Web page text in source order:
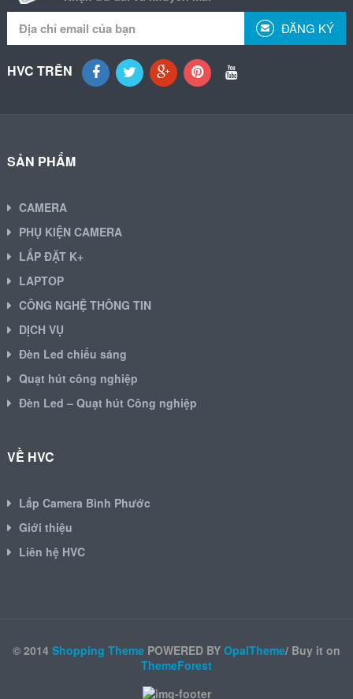
ĐĂNG KÝ
HVC TRÊN
SẢN PHẨM
CAMERA
PHỤ KIỆN CAMERA
LẮP ĐẶT K+
LAPTOP
CÔNG NGHỆ THÔNG TIN
DỊCH VỤ
Đèn Led chiếu sáng
Quạt hút công nghiệp
Đèn Led – Quạt hút Công nghiệp
VỀ HVC
Lắp Camera Bình Phước
Giới thiệu
Liên hệ HVC
© 2014 Shopping Theme POWERED BY OpalTheme/ Buy it on
ThemeForest